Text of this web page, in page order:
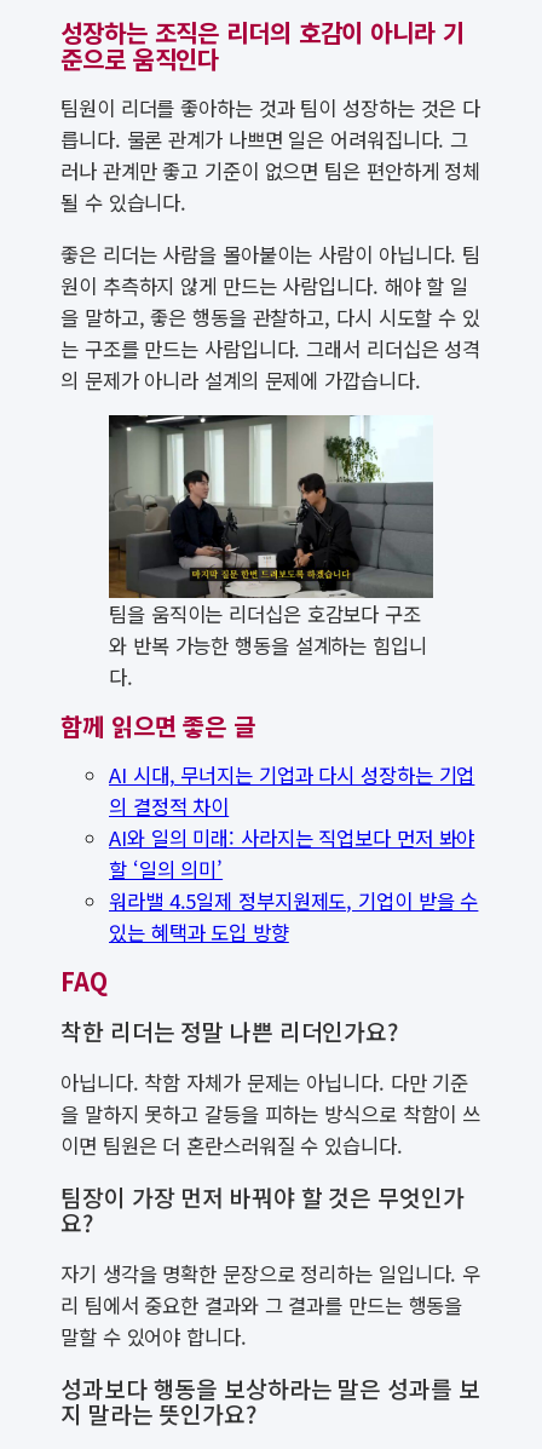
성장하는 조직은 리더의 호감이 아니라 기
준으로 움직인다
팀원이 리더를 좋아하는 것과 팀이 성장하는 것은 다
릅니다. 물론 관계가 나쁘면 일은 어려워집니다. 그
러나 관계만 좋고 기준이 없으면 팀은 편안하게 정체
될 수 있습니다.
좋은 리더는 사람을 몰아붙이는 사람이 아닙니다. 팀
원이 추측하지 않게 만드는 사람입니다. 해야 할 일
을 말하고, 좋은 행동을 관찰하고, 다시 시도할 수 있
는 구조를 만드는 사람입니다. 그래서 리더십은 성격
의 문제가 아니라 설계의 문제에 가깝습니다.
팀을 움직이는 리더십은 호감보다 구조
와 반복 가능한 행동을 설계하는 힘입니
다.
함께 읽으면 좋은 글
AI 시대, 무너지는 기업과 다시 성장하는 기업
의 결정적 차이
AI와 일의 미래: 사라지는 직업보다 먼저 봐야
할 ‘일의 의미’
워라밸 4.5일제 정부지원제도, 기업이 받을 수
있는 혜택과 도입 방향
FAQ
착한 리더는 정말 나쁜 리더인가요?
아닙니다. 착함 자체가 문제는 아닙니다. 다만 기준
을 말하지 못하고 갈등을 피하는 방식으로 착함이 쓰
이면 팀원은 더 혼란스러워질 수 있습니다.
팀장이 가장 먼저 바꿔야 할 것은 무엇인가
요?
자기 생각을 명확한 문장으로 정리하는 일입니다. 우
리 팀에서 중요한 결과와 그 결과를 만드는 행동을
말할 수 있어야 합니다.
성과보다 행동을 보상하라는 말은 성과를 보
지 말라는 뜻인가요?